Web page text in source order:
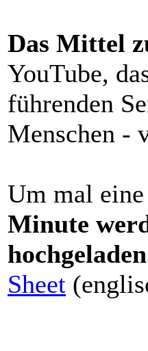
Das Mittel
YouTube,
führenden
Menschen -
Um mal
Minute
Sheet